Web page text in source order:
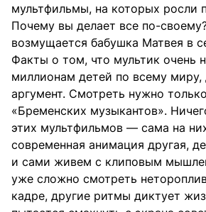
мультфильмы, на которых росли
Почему вы делает все по-
возмущается бабушка Матвея в
Факты о том, что мультик очень
миллионам детей по всему миру,
аргумент. Смотреть нужно
«Бременских музыкантов».
этих мультфильмов — сама на
современная анимация другая,
и сами живем с клиповым
уже сложно смотреть
кадре, другие ритмы диктует